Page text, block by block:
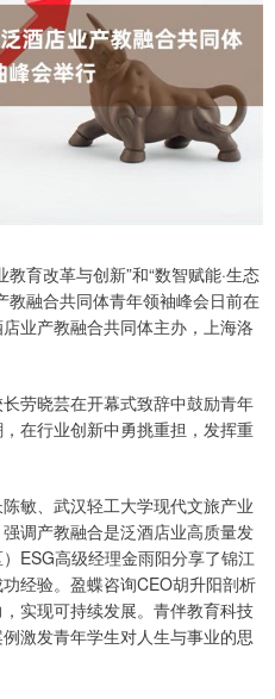
育改革与创新”和“数智赋能·生态
教融合共同体青年领袖峰会日前在
业产教融合共同体主办，上海洛
晓芸在开幕式致辞中鼓励青年
在行业创新中勇挑重担，发挥重
、武汉轻工大学现代文旅产业
调产教融合是泛酒店业高质量发
ESG高级经理金雨阳分享了锦江
经验。盈蝶咨询CEO胡升阳剖析
实现可持续发展。青伴教育科技
激发青年学生对人生与事业的思